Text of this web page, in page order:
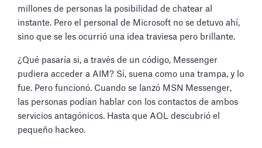
millones de personas la posibilidad de chatear al
instante. Pero el personal de Microsoft no se detuvo ahí,
sino que se les ocurrió una idea traviesa pero brillante.
¿Qué pasaría si, a través de un código, Messenger
pudiera acceder a AIM? Sí, suena como una trampa, y lo
fue. Pero funcionó. Cuando se lanzó MSN Messenger,
las personas podían hablar con los contactos de ambos
servicios antagónicos. Hasta que AOL descubrió el
pequeño hackeo.